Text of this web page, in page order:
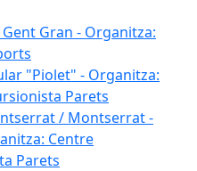
Gran - Organitza:
"Piolet" - Organitza:
Parets
/ Montserrat -
Centre
Parets